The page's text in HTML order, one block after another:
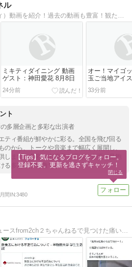
ル
ミキティダイニング 動画
ゲスト：神田愛花 8月8日
24分前
オー！マイゴ
玉ご当地アイ
33分前
ト
多層企画と多彩な出演者
ティ番組が鮮やかに彩る。全国を飛び回る
から、トークや音楽まで幅広く展開し、
します。多彩な出演者と巧みな企画で見飽
る多層性が特徴です。
月間IN:3480
痛いニュース呆れたニュースfrom2ch２ちゃんねるで見つけた痛いニュース、呆れたニュースなどをピックアップ
【Tips】気になるブログをフォロー。
登録不要。更新を逃さずキャッチ！
閉じる